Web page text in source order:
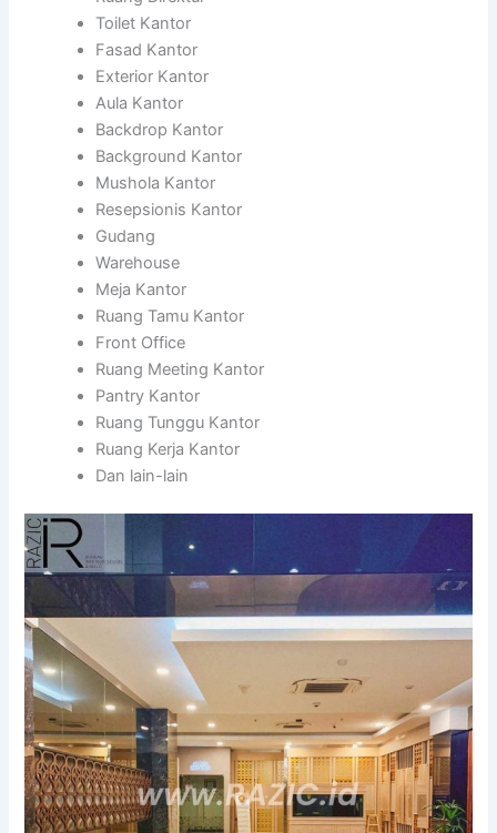
Toilet Kantor
Fasad Kantor
Exterior Kantor
Aula Kantor
Backdrop Kantor
Background Kantor
Mushola Kantor
Resepsionis Kantor
Gudang
Warehouse
Meja Kantor
Ruang Tamu Kantor
Front Office
Ruang Meeting Kantor
Pantry Kantor
Ruang Tunggu Kantor
Ruang Kerja Kantor
Dan lain-lain